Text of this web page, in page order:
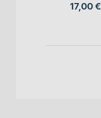
17,00 €